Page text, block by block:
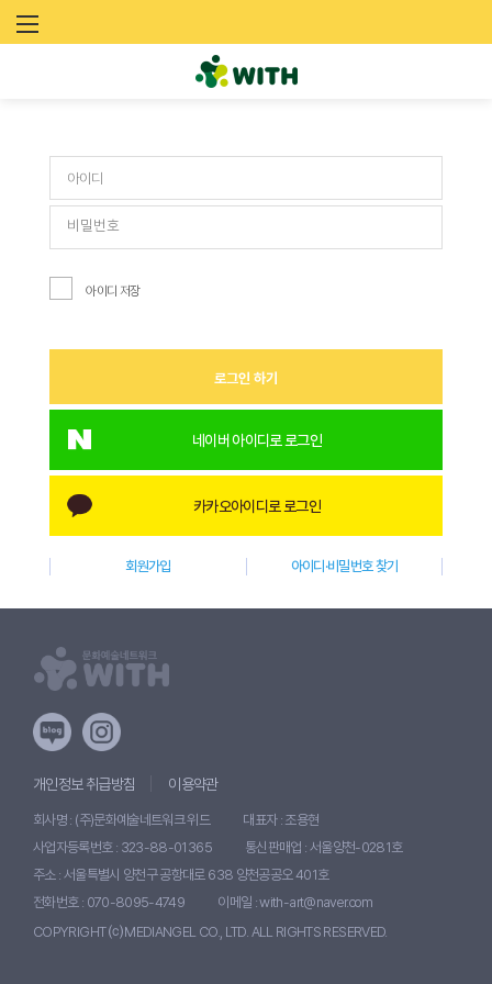
문
예
술
크
위
드
(
W
I
T
로그인
아이디 저장
로그인 하기
네이버 아이디로 로그인
카카오아이디로 로그인
회원가입 아이디·비밀번호 찾기
개인정보 취급방침 이용약관
회사명 : (주)문화예술네트워크 위드
대표자 : 조용현
사업자등록번호 : 323-88-01365
통신판매업 : 서울양천-0281호
주소 : 서울특별시 양천구 공항대로 638 양천공공오 401호
전화번호 : 070-8095-4749
이메일 : with-art@naver.com
COPYRIGHT ⒞ MEDIANGEL CO., LTD. ALL RIGHTS RESERVED.